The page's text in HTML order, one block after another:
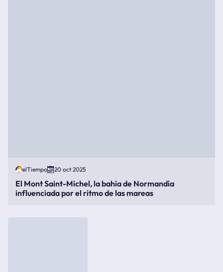
elTiempo 20 oct 2025
El Mont Saint-Michel, la bahía de Normandía
influenciada por el ritmo de las mareas